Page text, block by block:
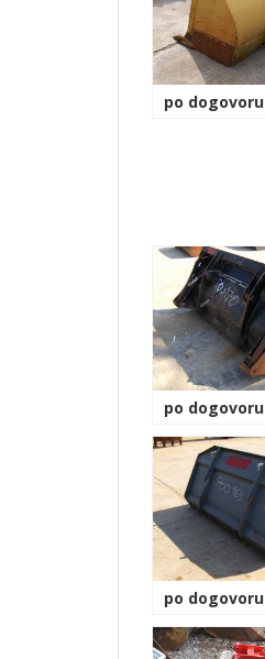
po dogovoru
po dogovoru
po dogovoru